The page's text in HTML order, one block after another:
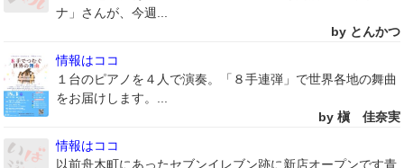
ナ」さんが、今週...
by とんかつ
情報はココ
１台のピアノを４人で演奏。「８手連弾」で世界各地の舞曲
をお届けします。...
by 槇 佳奈実
情報はココ
以前舟木町にあったセブンイレブン跡に新店オープンです青